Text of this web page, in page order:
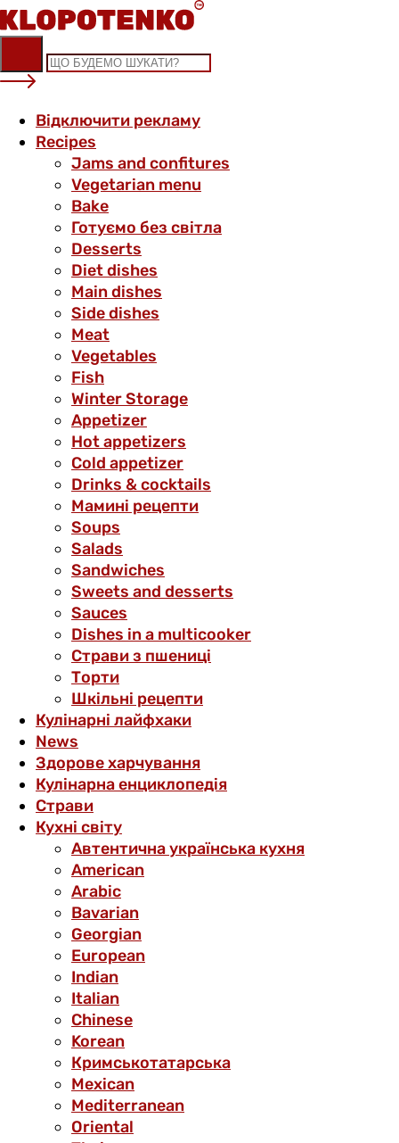
Skip
to
content
Відключити рекламу
Recipes
Jams and confitures
Vegetarian menu
Bake
Готуємо без світла
Desserts
Diet dishes
Main dishes
Side dishes
Meat
Vegetables
Fish
Winter Storage
Аppetizer
Hot appetizers
Cold appetizer
Drinks & cocktails
Мамині рецепти
Soups
Salads
Sandwiches
Sweets and desserts
Sauces
Dishes in a multicooker
Страви з пшениці
Торти
Шкільні рецепти
Кулінарні лайфхаки
News
Здорове харчування
Кулінарна енциклопедія
Страви
Кухні світу
Автентична українська кухня
American
Arabic
Bavarian
Georgian
European
Indian
Italian
Chinese
Korean
Кримськотатарська
Mexican
Mediterranean
Oriental